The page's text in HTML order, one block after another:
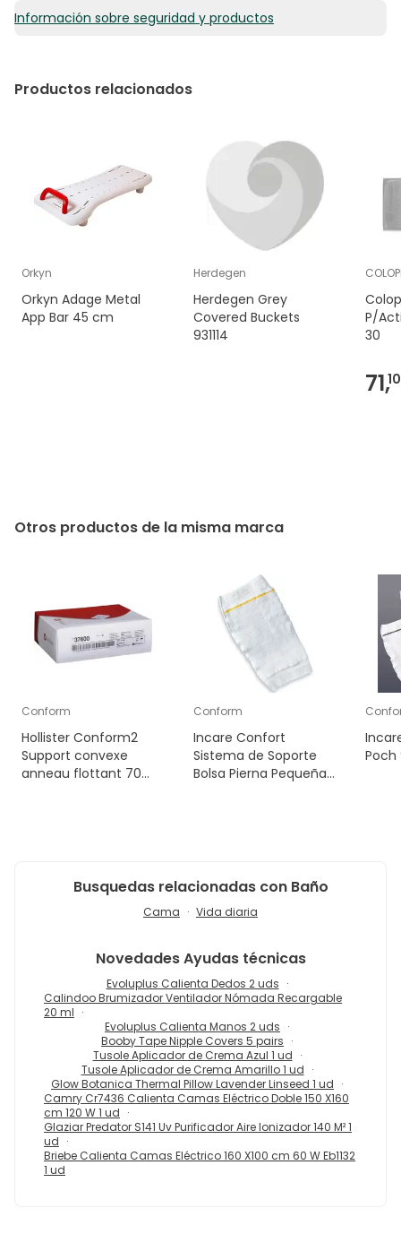
Información sobre seguridad y productos
Productos relacionados
Orkyn
Orkyn Adage Metal
App Bar 45 cm
Herdegen
Herdegen Grey
Covered Buckets
931114
P/
30
71,
Otros productos de la misma marca
Conform
Hollister Conform2
Support convexe
anneau flottant 70
Conform
Incare Confort
Sistema de Soporte
Bolsa Pierna Pequeña
Poch
Busquedas relacionadas con Baño
Cama Vida diaria
NovedadesAyudas técnicas
Evoluplus Calienta Dedos 2 uds
Calindoo Brumizador Ventilador Nómada Recargable
20 ml
Evoluplus Calienta Manos 2 uds
Booby Tape Nipple Covers 5 pairs
Tusole Aplicador de Crema Azul 1 ud
Tusole Aplicador de Crema Amarillo 1 ud
Glow Botanica Thermal Pillow Lavender Linseed 1 ud
Camry Cr7436 Calienta Camas Eléctrico Doble 150 X160
cm 120 W 1 ud
Glaziar Predator S141 Uv Purificador Aire Ionizador 140 M² 1
ud
Briebe Calienta Camas Eléctrico 160 X100 cm 60 W Eb1132
1 ud